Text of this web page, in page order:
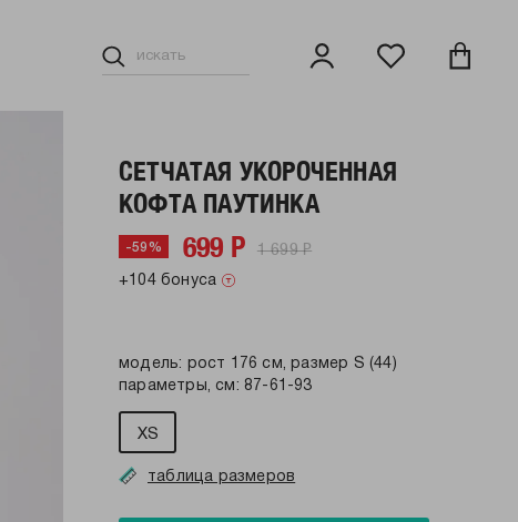
СЕТЧАТАЯ УКОРОЧЕННАЯ
КОФТА ПАУТИНКА
-59% 699 Р 1 699 Р
+104 бонуса
модель: рост 176 см, размер S (44)
параметры, см: 87-61-93
XS
таблица размеров